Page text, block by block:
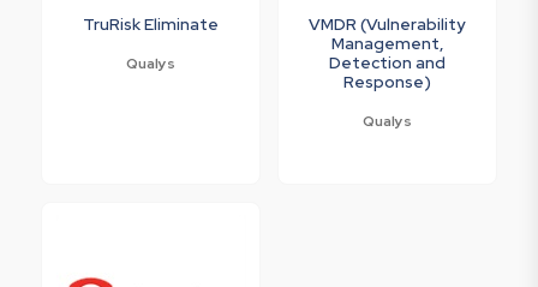
TruRisk Eliminate
Qualys
VMDR (Vulnerability
Management,
Detection and
Response)
Qualys